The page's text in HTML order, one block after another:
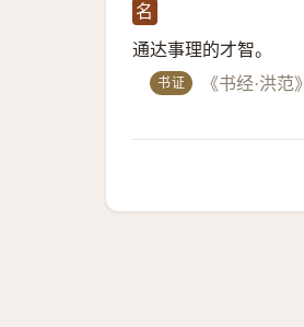
名
通达事理的才智。
书证 《书经·洪范》